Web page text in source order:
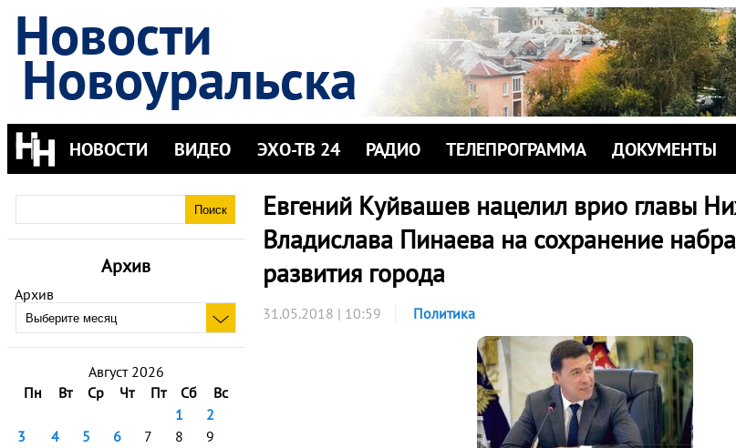
Новости
Новоуральска
НОВОСТИ ВИДЕО ЭХО-ТВ 24 РАДИО ТЕЛЕПРОГРАММА ДОКУМЕНТЫ
Архив
Архив
Август 2026
Пн
Вт Ср Чт Пт Сб
Вс
1
2
3
4 5 6 7 8
9
Евгений Куйвашев нацелил врио главы
Владислава Пинаева на сохранение
развития города
31.05.2018 | 10:59 Политика